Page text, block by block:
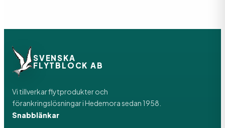
SVENSKA
FLYTBLOCK AB
Vi tillverkar flytprodukter och
förankringslösningar i Hedemora sedan 1958.
Snabblänkar